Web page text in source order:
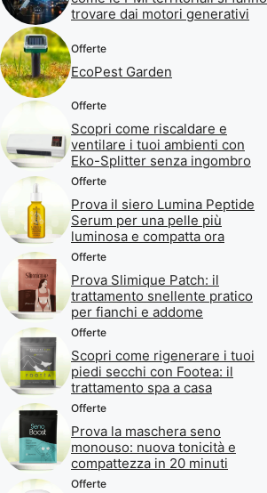
trovare dai motori generativi
Offerte
EcoPest Garden
Offerte
Scopri come riscaldare e
ventilare i tuoi ambienti con
Eko-Splitter senza ingombro
Offerte
Prova il siero Lumina Peptide
Serum per una pelle più
luminosa e compatta ora
Offerte
Prova Slimique Patch: il
trattamento snellente pratico
per fianchi e addome
Offerte
Scopri come rigenerare i tuoi
piedi secchi con Footea: il
trattamento spa a casa
Offerte
Prova la maschera seno
monouso: nuova tonicità e
compattezza in 20 minuti
Offerte